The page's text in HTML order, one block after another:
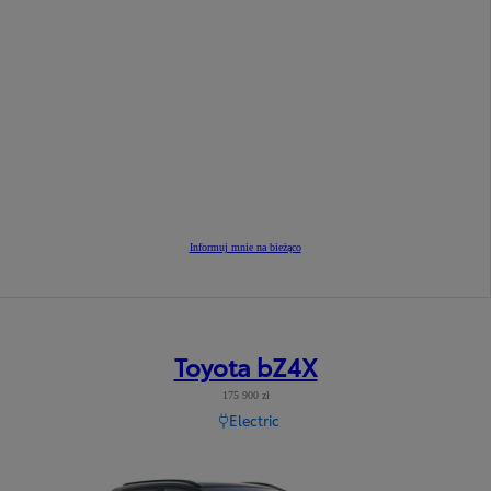
Informuj mnie na bieżąco
Toyota bZ4X
175 900 zł
Electric